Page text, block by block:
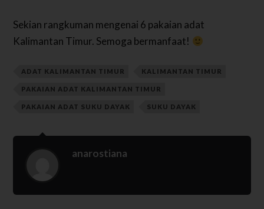
Sekian rangkuman mengenai 6 pakaian adat
Kalimantan Timur. Semoga bermanfaat!
ADAT KALIMANTAN TIMUR KALIMANTAN TIMUR
PAKAIAN ADAT KALIMANTAN TIMUR
PAKAIAN ADAT SUKU DAYAK SUKU DAYAK
anarostiana